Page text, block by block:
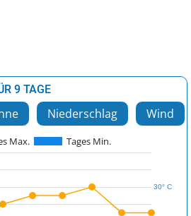
9 TAGE
Niederschlag Wind
Max. Tages Min.
30° C